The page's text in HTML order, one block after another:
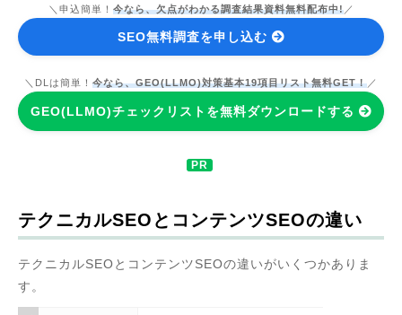
＼申込簡単！ 今なら、欠点がわかる調査結果資料無料配布中!／
SEO無料調査を申し込む
＼DLは簡単！ 今なら、GEO(LLMO)対策基本19項目リスト無料GET！ ／
GEO(LLMO)チェックリストを無料ダウンロードする
テクニカルSEOとコンテンツSEOの違い
テクニカルSEOとコンテンツSEOの違いがいくつかありま
す。